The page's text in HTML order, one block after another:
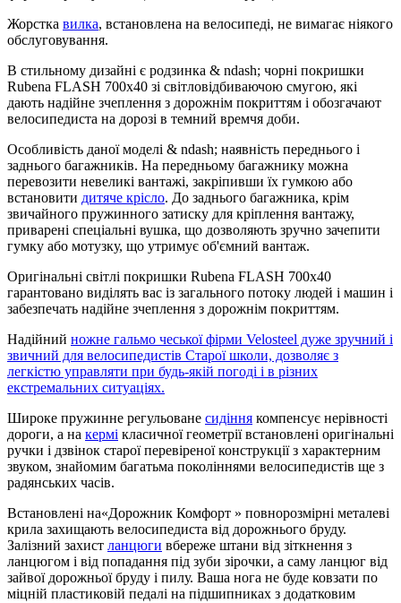
Жорстка вилка, встановлена на велосипеді, не вимагає ніякого
обслуговування.
В стильному дизайні є родзинка & ndash; чорні покришки
Rubena FLASH 700x40 зі світловідбиваючою смугою, які
дають надійне зчеплення з дорожнім покриттям і обозгачают
велосипедиста на дорозі в темний времчя доби.
Особливість даної моделі & ndash; наявність переднього і
заднього багажників. На передньому багажнику можна
перевозити невеликі вантажі, закріпивши їх гумкою або
встановити дитяче крісло. До заднього багажника, крім
звичайного пружинного затиску для кріплення вантажу,
приварені спеціальні вушка, що дозволяють зручно зачепити
гумку або мотузку, що утримує об'ємний вантаж.
Оригінальні світлі покришки Rubena FLASH 700x40
гарантовано виділять вас із загального потоку людей і машин і
забезпечать надійне зчеплення з дорожнім покриттям.
Надійний ножне гальмо чеської фірми Velosteel дуже зручний і
звичний для велосипедистів Старої школи, дозволяє з
легкістю управляти при будь-якій погоді і в різних
екстремальних ситуаціях.
Широке пружинне регульоване сидіння компенсує нерівності
дороги, а на кермі класичної геометрії встановлені оригінальні
ручки і дзвінок старої перевіреної конструкції з характерним
звуком, знайомим багатьма поколіннями велосипедистів ще з
радянських часів.
Встановлені на«Дорожник Комфорт » повнорозмірні металеві
крила захищають велосипедиста від дорожнього бруду.
Залізний захист ланцюги вбереже штани від зіткнення з
ланцюгом і від попадання під зуби зірочки, а саму ланцюг від
зайвої дорожньої бруду і пилу. Ваша нога не буде ковзати по
міцній пластиковій педалі на підшипниках з додатковим